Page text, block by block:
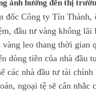
ảnh hưởng đến thị
đốc Công ty Tín Thành,
đầu tư vàng không lãi
vàng leo thang thời gian
dòng tiền của nhà đầu
các nhà đầu tư tài
ngoại tệ sẽ cân nhắc